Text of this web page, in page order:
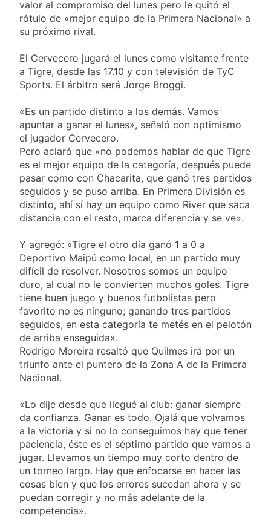
Nueva jornada
negativa para los
en Wall Street y el
riesgo país quedó al
borde de los 450
puntos
los disturbios frente
al Congreso y
calificó a los
responsables como
«delincuentes
anarquistas»
2 Días Atrás
Día Internacional de
secretos para
servirla
correctamente
2 Días Atrás
El frío polar se
Aires: mejora el
tiempo y llegan las
temperaturas más
bajas de la semana
2 Días Atrás
Día de San Cayetano:
por qué se celebra
cada 7 de agosto y
qué representa para
los argentinos
2 Días Atrás
El Senado aprobó la
ley de propiedad
Gobierno debió
eliminar otro capítulo
Incidentes frente al
Congreso durante la
protesta contra la
Ley de Propiedad
Privada: hubo
detenidos y
enfrentamientos
2 Días Atrás
La Fiscalía rechazó el
pedido para
suspender el juicio
contra Pity Alvarez
2 Días Atrás
67 barrios full LED en
2 Días Atrás
El temporal se
llover y llega una ola
de frío con mínimas
cercanas a 1°C
Kicillof marchó
contra la Ley de
Propiedad Privada de
Milei
2 Días Atrás
valor al compromiso del lunes pero le quitó el
rótulo de «mejor equipo de la Primera Nacional» a
su próximo rival.
El Cervecero jugará el lunes como visitante frente
a Tigre, desde las 17.10 y con televisión de TyC
Sports. El árbitro será Jorge Broggi.
«Es un partido distinto a los demás. Vamos
apuntar a ganar el lunes», señaló con optimismo
el jugador Cervecero.
Pero aclaró que «no podemos hablar de que Tigre
es el mejor equipo de la categoría, después puede
pasar como con Chacarita, que ganó tres partidos
seguidos y se puso arriba. En Primera División es
distinto, ahí sí hay un equipo como River que saca
distancia con el resto, marca diferencia y se ve».
Y agregó: «Tigre el otro día ganó 1 a 0 a
Deportivo Maipú como local, en un partido muy
difícil de resolver. Nosotros somos un equipo
duro, al cual no le convierten muchos goles. Tigre
tiene buen juego y buenos futbolistas pero
favorito no es ninguno; ganando tres partidos
seguidos, en esta categoría te metés en el pelotón
de arriba enseguida».
Rodrigo Moreira resaltó que Quilmes irá por un
triunfo ante el puntero de la Zona A de la Primera
Nacional.
«Lo dije desde que llegué al club: ganar siempre
da confianza. Ganar es todo. Ojalá que volvamos
a la victoria y si no lo conseguimos hay que tener
paciencia, éste es el séptimo partido que vamos a
jugar. Llevamos un tiempo muy corto dentro de
un torneo largo. Hay que enfocarse en hacer las
cosas bien y que los errores sucedan ahora y se
puedan corregir y no más adelante de la
competencia».